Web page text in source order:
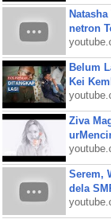
netron
Belum
Kei
Ziva
Serem,
dela